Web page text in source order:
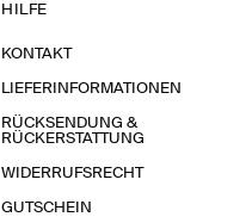
HILFE
KONTAKT
LIEFERINFORMATIONEN
RÜCKSENDUNG &
RÜCKERSTATTUNG
WIDERRUFSRECHT
GUTSCHEIN